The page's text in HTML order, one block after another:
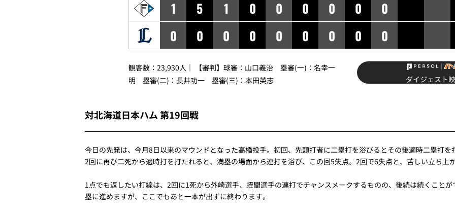
1 5 1 0 0 0 0 0
0
0
0 0 0 0 0 0 0 0
観客数：23,930人｜ 【審判】球審：山口義治 塁審(一)：名幸一
明 塁審(二)：長井功一 塁審(三)：本田英志
ダイジェスト
対北海道日本ハム 第19回戦
今日の先発は、今月8日以来のマウンドとなった高橋投手。初回、先頭打者に二塁打を浴びるとその後適時二塁打
2回に再び二死から適時打を打たれると、満塁の場面から連打を浴び、この回5失点。2回で6失点と、苦しい立ち上
1点でも返したい打線は、2回に1死から外崎選手、蛭間選手の連打でチャンスメークするものの、後続は続くこと
塁に進めますが、ここでもあと一本が出ずに終わります。